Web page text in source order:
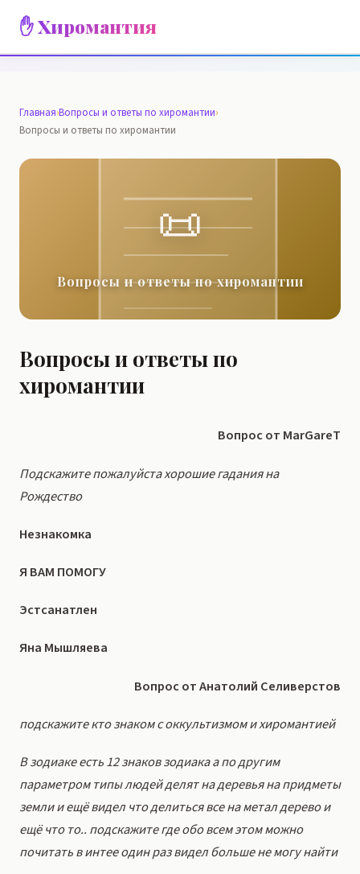
✋ Хиромантия
Главная›Вопросы и ответы по хиромантии›
Вопросы и ответы по хиромантии
📜
Вопросы и ответы по хиромантии
Вопросы и ответы по
хиромантии
Вопрос от MarGareT
Подскажите пожалуйста хорошие гадания на
Рождество
Незнакомка
Я ВАМ ПОМОГУ
Эстсанатлен
Яна Мышляева
Вопрос от Анатолий Селиверстов
подскажите кто знаком с оккультизмом и хиромантией
В зодиаке есть 12 знаков зодиака а по другим
параметром типы людей делят на деревья на придметы
земли и ещё видел что делиться все на метал дерево и
ещё что то.. подскажите где обо всем этом можно
почитать в интее один раз видел больше не могу найти